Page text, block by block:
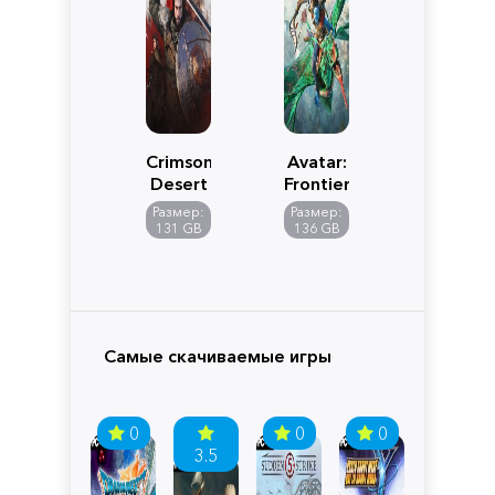
Crimson
Desert
Размер:
131 GB
Avatar:
Frontiers
of
Pandora
Размер:
136 GB
Самые скачиваемые игры
0
3.5
0 0